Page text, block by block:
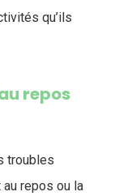
qu’ils
repos
troubles
repos ou la